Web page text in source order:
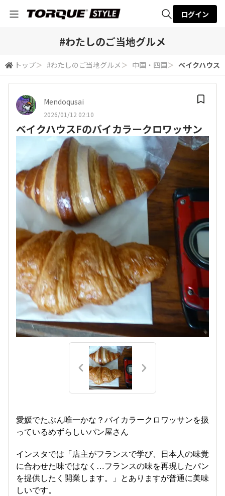
検索
ログイン
#わたしのご当地グルメ
トップ＞ #わたしのご当地グルメ ＞ 中国・四国＞ ベイクハウス
Mendoqusai
2026/01/12 02:10
ベイクハウスFのバイカラークロワッサン
愛媛でたぶん唯一かな？バイカラークロワッサンを扱
っているめずらしいパン屋さん
インスタでは「店主がフランスで学び、日本人の味覚
に合わせた味ではなく…フランスの味を再現したパン
を提供したく開業します。」とありますが普通に美味
しいです。